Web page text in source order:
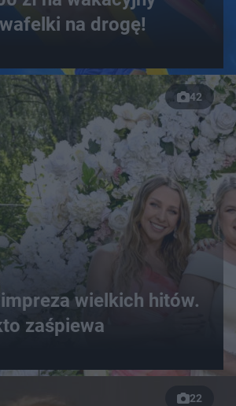
na drogę!
42
wielkich hitów.
zaśpiewa
22